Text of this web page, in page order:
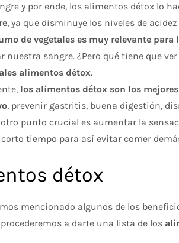
y por ende, los alimentos détox lo
, ya que disminuye los niveles de
de vegetales es muy relevante para
nuestra sangre. ¿Pero qué tiene que
alimentos détox.
los alimentos détox son los
, prevenir gastritis, buena digestión,
punto crucial es aumentar la
tiempo para así evitar comer
détox
mencionado algunos de los
a darte una lista de los